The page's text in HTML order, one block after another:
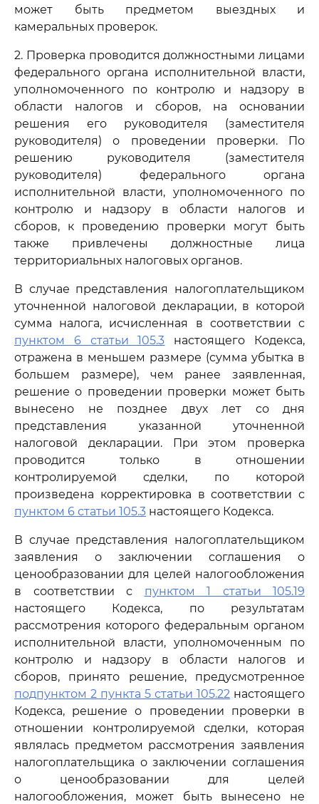
может быть предметом выездных и
камеральных проверок.
2. Проверка проводится должностными лицами
федерального органа исполнительной власти,
уполномоченного по контролю и надзору в
области налогов и сборов, на основании
решения его руководителя (заместителя
руководителя) о проведении проверки. По
решению руководителя (заместителя
руководителя) федерального органа
исполнительной власти, уполномоченного по
контролю и надзору в области налогов и
сборов, к проведению проверки могут быть
также привлечены должностные лица
территориальных налоговых органов.
В случае представления налогоплательщиком
уточненной налоговой декларации, в которой
сумма налога, исчисленная в соответствии с
пунктом 6 статьи 105.3 настоящего Кодекса,
отражена в меньшем размере (сумма убытка в
большем размере), чем ранее заявленная,
решение о проведении проверки может быть
вынесено не позднее двух лет со дня
представления указанной уточненной
налоговой декларации. При этом проверка
проводится только в отношении
контролируемой сделки, по которой
произведена корректировка в соответствии с
пунктом 6 статьи 105.3 настоящего Кодекса.
В случае представления налогоплательщиком
заявления о заключении соглашения о
ценообразовании для целей налогообложения
в соответствии с пунктом 1 статьи 105.19
настоящего Кодекса, по результатам
рассмотрения которого федеральным органом
исполнительной власти, уполномоченным по
контролю и надзору в области налогов и
сборов, принято решение, предусмотренное
подпунктом 2 пункта 5 статьи 105.22 настоящего
Кодекса, решение о проведении проверки в
отношении контролируемой сделки, которая
являлась предметом рассмотрения заявления
налогоплательщика о заключении соглашения
о ценообразовании для целей
налогообложения, может быть вынесено не